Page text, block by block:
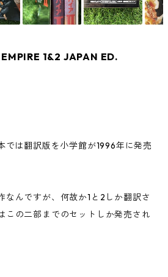
1&2 JAPAN ED.
では翻訳版を小学館が1996年に発売
なんですが、何故か1と2しか翻訳さ
この二部までのセットしか発売され